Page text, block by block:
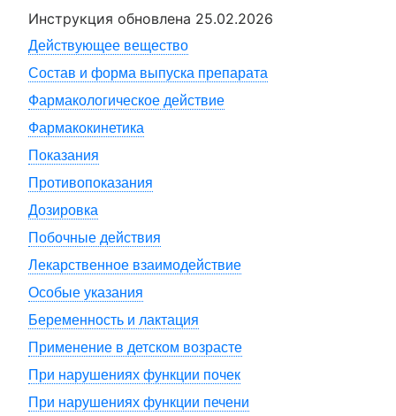
Инструкция обновлена 25.02.2026
Действующее вещество
Состав и форма выпуска препарата
Фармакологическое действие
Фармакокинетика
Показания
Противопоказания
Дозировка
Побочные действия
Лекарственное взаимодействие
Особые указания
Беременность и лактация
Применение в детском возрасте
При нарушениях функции почек
При нарушениях функции печени